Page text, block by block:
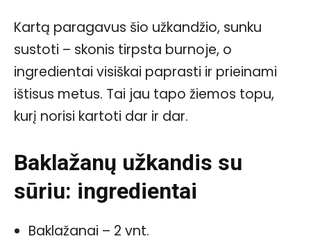
Kartą paragavus šio užkandžio, sunku
sustoti – skonis tirpsta burnoje, o
ingredientai visiškai paprasti ir prieinami
ištisus metus. Tai jau tapo žiemos topu,
kurį norisi kartoti dar ir dar.
Baklažanų užkandis su
sūriu: ingredientai
Baklažanai – 2 vnt.